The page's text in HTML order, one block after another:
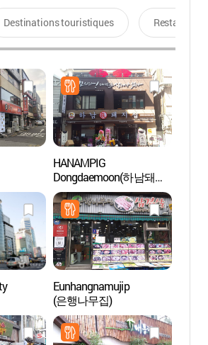
Destinations touristiques Restaurants
HANAMPIG
Dongdaemoon(하남돼지
집 동대문)
Eunhangnamujip
(은행나무집)